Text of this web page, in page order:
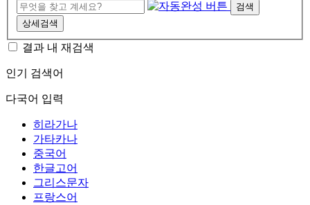
검색
상세검색
결과 내 재검색
인기 검색어
다국어 입력
히라가나
가타카나
중국어
한글고어
그리스문자
프랑스어